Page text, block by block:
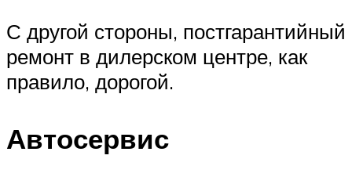
С другой стороны, постгарантийный
ремонт в дилерском центре, как
правило, дорогой.
Автосервис